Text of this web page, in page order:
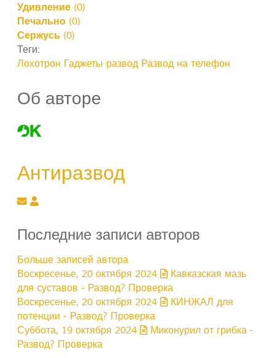
Удивление (0)
Печально (0)
Сержусь (0)
Теги:
Лохотрон Гаджеты развод Развод на телефон
Об авторе
Антиразвод
Подписаться на обновление автора
Антиразвод
Последние записи авторов
Больше записей автора
Воскресенье, 20 октября 2024
Кавказская мазь
для суставов - Развод? Проверка
Воскресенье, 20 октября 2024
КИНЖАЛ для
потенции - Развод? Проверка
Суббота, 19 октября 2024
Миконурил от грибка -
Развод? Проверка